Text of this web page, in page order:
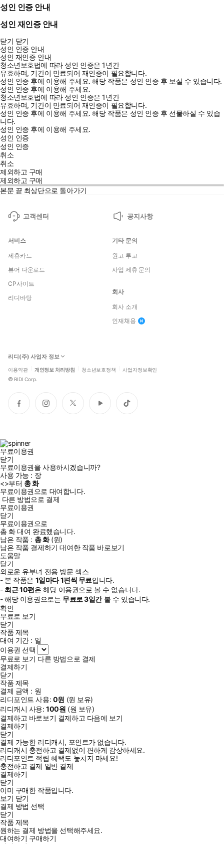
성인 인증 안내
성인 재인증 안내
닫기 닫기
성인 인증 안내
성인 재인증 안내
청소년보호법에 따라 성인 인증은 1년간
유효하며, 기간이 만료되어 재인증이 필요합니다.
성인 인증 후에 이용해 주세요.해당 작품은 성인 인증 후 보실 수 있습니다.
성인 인증 후에 이용해 주세요.
청소년보호법에 따라 성인 인증은 1년간
유효하며, 기간이 만료되어 재인증이 필요합니다.
성인 인증 후에 이용해 주세요.해당 작품은 성인 인증 후 선물하실 수 있습
니다.
성인 인증 후에 이용해 주세요.
성인 인증
성인 인증
취소
취소
제외하고 구매
제외하고 구매
본문 끝 최상단으로 돌아가기
고객센터 공지사항
서비스
제휴카드
뷰어 다운로드
CP사이트
리디바탕
기타 문의
원고 투고
사업 제휴 문의
회사
회사 소개
인재채용
리디(주) 사업자 정보
이용약관 개인정보 처리방침 청소년보호정책 사업자정보확인
© RIDI Corp.
페
이
인
스
트
위
유
튜
틱
톡
무료이용권
닫기
무료이용권을 사용하시겠습니까?
사용 가능 : 장
<>부터 총화
무료이용권으로 대여합니다.
다른 방법으로 결제
무료이용권
닫기
무료이용권으로
총 화대여 완료했습니다.
남은 작품 : 총화(원)
남은 작품 결제하기 대여한 작품 바로보기
도움말
닫기
외로운 유부녀 전용 방문 섹스
- 본 작품은 1일마다1편씩 무료입니다.
- 최근10편은 해당 이용권으로 볼 수 없습니다.
- 해당 이용권으로는 무료로3일간볼 수 있습니다.
확인
무료로 보기
닫기
작품 제목
대여 기간 : 일
이용권 선택
무료로 보기 다른 방법으로 결제
결제하기
닫기
작품 제목
결제 금액 : 원
리디포인트 사용: 0원 (원 보유)
리디캐시 사용:100원 (원 보유)
결제하고 바로보기 결제하고 다음에 보기
결제하기
닫기
결제 가능한 리디캐시, 포인트가 없습니다.
리디캐시 충전하고 결제없이 편하게 감상하세요.
리디포인트 적립 혜택도 놓치지 마세요!
충전하고 결제 일반 결제
결제하기
닫기
이미 구매한 작품입니다.
보기 닫기
결제 방법 선택
닫기
작품 제목
원하는 결제 방법을 선택해주세요.
대여하기 구매하기